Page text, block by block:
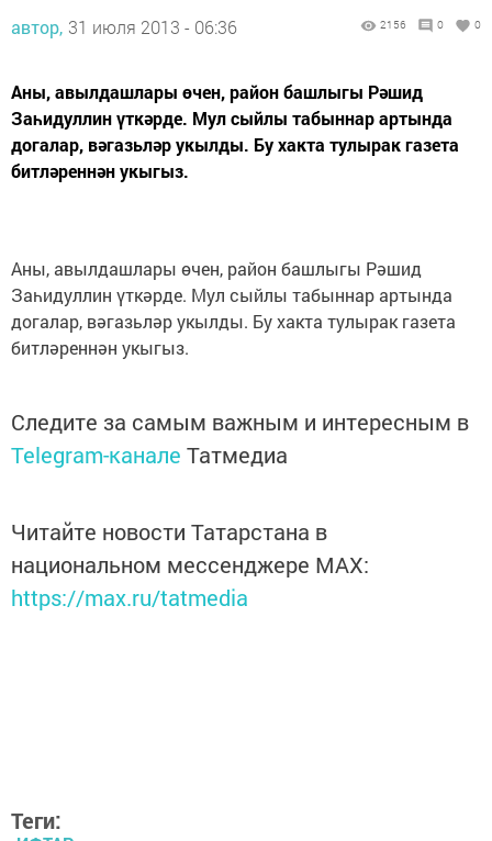
автор, 31 июля 2013 - 06:36 2156 0 0
Аны, авылдашлары өчен, район башлыгы Рәшид
Заһидуллин үткәрде. Мул сыйлы табыннар артында
догалар, вәгазьләр укылды. Бу хакта тулырак газета
битләреннән укыгыз.
Аны, авылдашлары өчен, район башлыгы Рәшид
Заһидуллин үткәрде. Мул сыйлы табыннар артында
догалар, вәгазьләр укылды. Бу хакта тулырак газета
битләреннән укыгыз.
Следите за самым важным и интересным в
Telegram-канале Татмедиа
Читайте новости Татарстана в
национальном мессенджере MАХ:
https://max.ru/tatmedia
Теги: